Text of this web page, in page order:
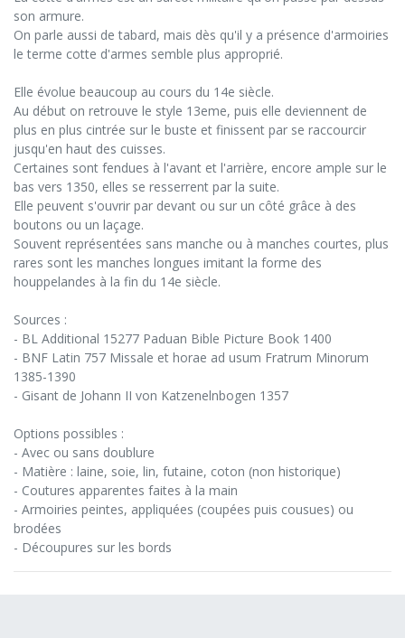
son armure.
On parle aussi de tabard, mais dès qu'il y a présence d'armoiries
le terme cotte d'armes semble plus approprié.
Elle évolue beaucoup au cours du 14e siècle.
Au début on retrouve le style 13eme, puis elle deviennent de
plus en plus cintrée sur le buste et finissent par se raccourcir
jusqu'en haut des cuisses.
Certaines sont fendues à l'avant et l'arrière, encore ample sur le
bas vers 1350, elles se resserrent par la suite.
Elle peuvent s'ouvrir par devant ou sur un côté grâce à des
boutons ou un laçage.
Souvent représentées sans manche ou à manches courtes, plus
rares sont les manches longues imitant la forme des
houppelandes à la fin du 14e siècle.
Sources :
- BL Additional 15277 Paduan Bible Picture Book 1400
- BNF Latin 757 Missale et horae ad usum Fratrum Minorum
1385-1390
- Gisant de Johann II von Katzenelnbogen 1357
Options possibles :
- Avec ou sans doublure
- Matière : laine, soie, lin, futaine, coton (non historique)
- Coutures apparentes faites à la main
- Armoiries peintes, appliquées (coupées puis cousues) ou
brodées
- Découpures sur les bords